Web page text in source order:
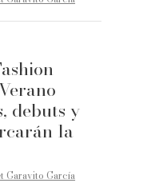
debuts y
la
Garavito García